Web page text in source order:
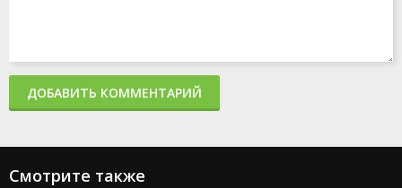
ДОБАВИТЬ КОММЕНТАРИЙ
Смотрите также